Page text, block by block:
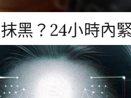
黑？24小時內